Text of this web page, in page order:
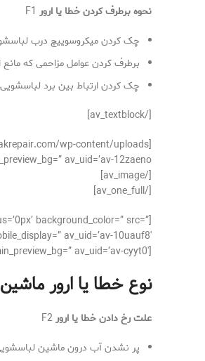
نحوه برطرف کردن خطا یا ارور
چک کردن میکروسوییچ درب
برطرف کردن عوامل مزاحمی که
چک کردن ارتباط بین برد
[/av_textblock]
[/av_image]
[/av_one_full]
background_color=” src=”
av_uid=’av-10uauf8′]
[av_textblock size=’16’ font_color=” color=” av-medium-font-size=” av-small-font-size=” av-mini-font-size=” admin_preview_bg=” av_uid=’av-cyyt0′]
نوع خطا یا ارور
علت رخ دادن خطا یا ارورF2
پر نشدن آب درون ماشین